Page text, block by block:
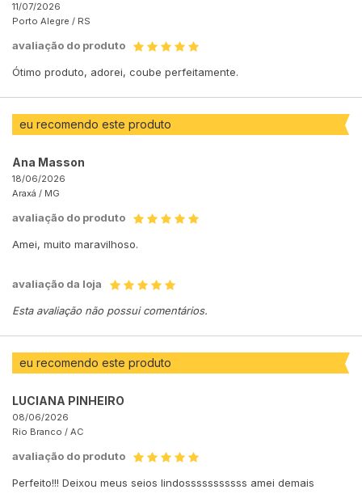
11/07/2026
Porto Alegre / RS
avaliação do produto
Ótimo produto, adorei, coube perfeitamente.
eu recomendo este produto
Ana Masson
18/06/2026
Araxá / MG
avaliação do produto
Amei, muito maravilhoso.
avaliação da loja
Esta avaliação não possui comentários.
eu recomendo este produto
LUCIANA PINHEIRO
08/06/2026
Rio Branco / AC
avaliação do produto
Perfeito!!! Deixou meus seios lindosssssssssss amei demais